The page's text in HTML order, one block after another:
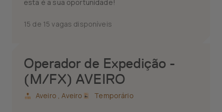
esta é a sua oportunidade!
15 de 15 vagas disponíveis
Operador de Expedição -
(M/FX) AVEIRO
Aveiro ,Aveiro Temporário